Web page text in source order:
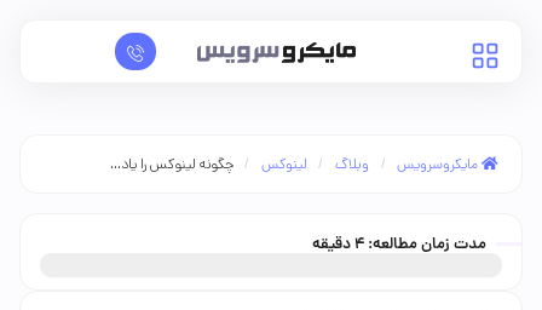
مایکروسرویس / وبلاگ / لینوکس / چگونه لینوکس را یاد...
مدت زمان مطالعه:4دقیقه